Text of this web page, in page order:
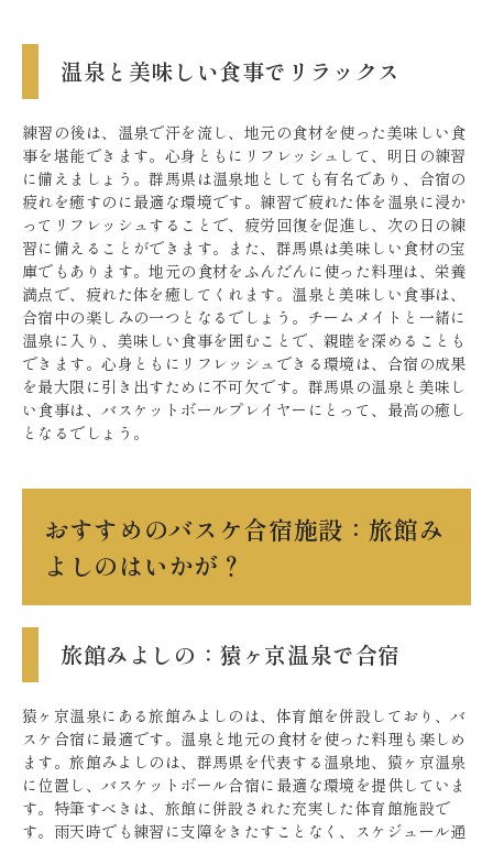
温泉と美味しい食事でリラックス
練習の後は、温泉で汗を流し、地元の食材を使った美味しい食
事を堪能できます。心身ともにリフレッシュして、明日の練習
に備えましょう。群馬県は温泉地としても有名であり、合宿の
疲れを癒すのに最適な環境です。練習で疲れた体を温泉に浸か
ってリフレッシュすることで、疲労回復を促進し、次の日の練
習に備えることができます。また、群馬県は美味しい食材の宝
庫でもあります。地元の食材をふんだんに使った料理は、栄養
満点で、疲れた体を癒してくれます。温泉と美味しい食事は、
合宿中の楽しみの一つとなるでしょう。チームメイトと一緒に
温泉に入り、美味しい食事を囲むことで、親睦を深めることも
できます。心身ともにリフレッシュできる環境は、合宿の成果
を最大限に引き出すために不可欠です。群馬県の温泉と美味し
い食事は、バスケットボールプレイヤーにとって、最高の癒し
となるでしょう。
おすすめのバスケ合宿施設：旅館み
よしのはいかが？
旅館みよしの：猿ヶ京温泉で合宿
猿ヶ京温泉にある旅館みよしのは、体育館を併設しており、バ
スケ合宿に最適です。温泉と地元の食材を使った料理も楽しめ
ます。旅館みよしのは、群馬県を代表する温泉地、猿ヶ京温泉
に位置し、バスケットボール合宿に最適な環境を提供していま
す。特筆すべきは、旅館に併設された充実した体育館施設で
す。雨天時でも練習に支障をきたすことなく、スケジュール通